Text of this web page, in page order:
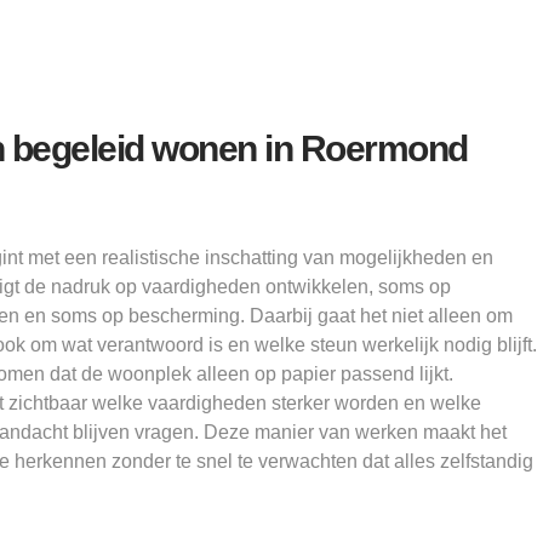
wonen in Roermond
met een realistische inschatting van mogelijkheden en
de nadruk op vaardigheden ontwikkelen, soms op
en soms op bescherming. Daarbij gaat het niet alleen om
om wat verantwoord is en welke steun werkelijk nodig blijft.
dat de woonplek alleen op papier passend lijkt.
zichtbaar welke vaardigheden sterker worden en welke
blijven vragen. Deze manier van werken maakt het
herkennen zonder te snel te verwachten dat alles zelfstandig